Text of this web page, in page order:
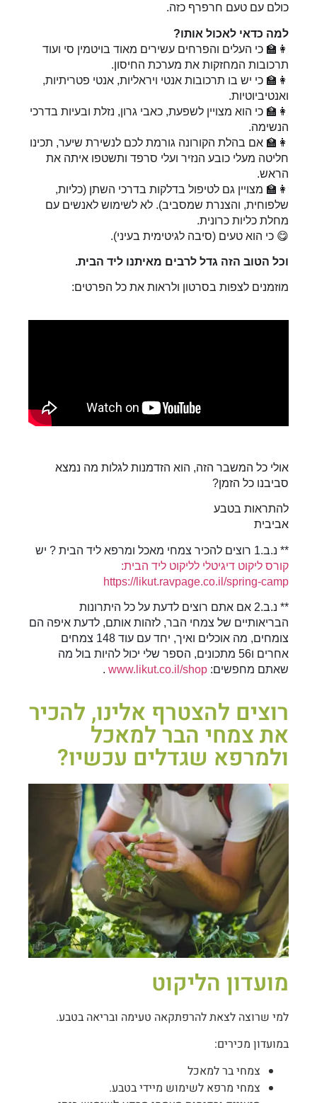
כולם עם טעם חרפרף כזה.
למה כדאי לאכול אותו?
👩‍🏫 כי העלים והפרחים עשירים מאוד בויטמין סי ועוד
תרכובות המחזקות את מערכת החיסון.
👩‍🏫 כי יש בו תרכובות אנטי ויראליות, אנטי פטריתיות,
ואנטיביוטיות.
👩‍🏫 כי הוא מצויין לשפעת, כאבי גרון, נזלת ובעיות בדרכי
הנשימה.
👩‍🏫 אם בהלת הקורונה גורמת לכם לנשירת שיער, תכינו
חליטה מעלי כובע הנזיר ועלי סרפד ותשטפו איתה את
הראש.
👩‍🏫 מצויין גם לטיפול בדלקות בדרכי השתן (כליות,
שלפוחית, והצנרת שמסביב). לא לשימוש לאנשים עם
מחלת כליות כרונית.
😋 כי הוא טעים (סיבה לגיטימית בעיני).
וכל הטוב הזה גדל לרבים מאיתנו ליד הבית.
מוזמנים לצפות בסרטון ולראות את כל הפרטים:
אולי כל המשבר הזה, הוא הזדמנות לגלות מה נמצא
סביבנו כל הזמן?
להתראות בטבע
אביבית
** נ.ב.1 רוצים להכיר צמחי מאכל ומרפא ליד הבית ? יש
קורס ליקוט דיגיטלי לליקוט ליד הבית:
https://likut.ravpage.co.il/spring-camp
** נ.ב.2 אם אתם רוצים לדעת על כל היתרונות
הבריאותיים של צמחי הבר, לזהות אותם, לדעת איפה הם
צומחים, מה אוכלים ואיך, יחד עם עוד 148 צמחים
אחרים ו56 מתכונים, הספר שלי יכול להיות בול מה
שאתם מחפשים: www.likut.co.il/shop
.
רוצים להצטרף אלינו, להכיר
את צמחי הבר למאכל
ולמרפא שגדלים עכשיו?
מועדון הליקוט
למי שרוצה לצאת להרפתקאה טעימה ובריאה בטבע.
במועדון מכירים:
צמחי בר למאכל
צמחי מרפא לשימוש מיידי בטבע.